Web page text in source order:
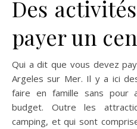
Des
payer un
Qui a dit que vous devez
Argeles sur Mer. Il y a ici
faire en famille sans pour
budget. Outre les
camping, et qui sont